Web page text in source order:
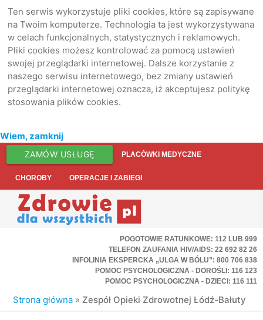
Ten serwis wykorzystuje pliki cookies, które są zapisywane
na Twoim komputerze. Technologia ta jest wykorzystywana
w celach funkcjonalnych, statystycznych i reklamowych.
Pliki cookies możesz kontrolować za pomocą ustawień
swojej przeglądarki internetowej. Dalsze korzystanie z
naszego serwisu internetowego, bez zmiany ustawień
przeglądarki internetowej oznacza, iż akceptujesz politykę
stosowania plików cookies.
Wiem, zamknij
ZAMÓW USŁUGĘ PLACÓWKI MEDYCZNE
CHOROBY OPERACJE I ZABIEGI
POGOTOWIE RATUNKOWE: 112 LUB 999
TELEFON ZAUFANIA HIV/AIDS: 22 692 82 26
INFOLINIA EKSPERCKA „ULGA W BÓLU”: 800 706 838
POMOC PSYCHOLOGICZNA - DOROŚLI: 116 123
POMOC PSYCHOLOGICZNA - DZIECI: 116 111
Strona główna » Zespół Opieki Zdrowotnej Łódź-Bałuty